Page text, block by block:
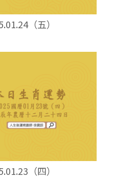
（五）
（四）